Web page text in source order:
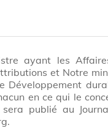
ayant les
et Notre
Développement
en ce qui le
publié au